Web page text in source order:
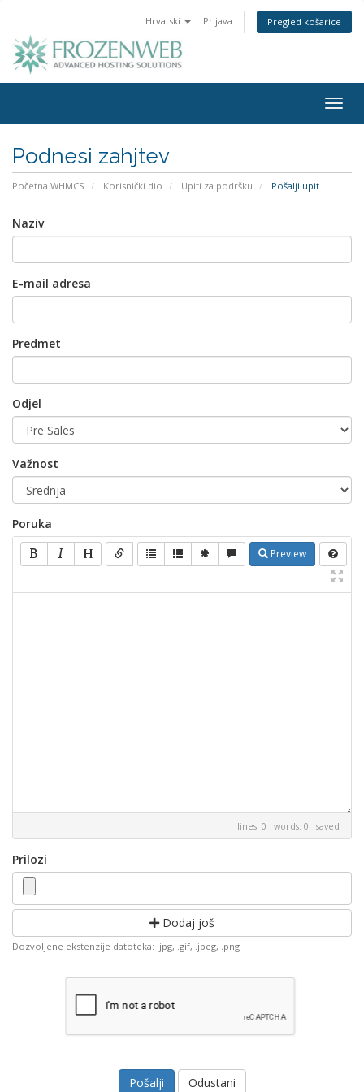
Hrvatski Prijava Pregled košarice
Podnesi zahjtev
Početna WHMCS Korisnički dio Upiti za podršku Pošalji upit
Naziv
E-mail adresa
Predmet
Odjel
Važnost
Poruka
Preview
lines: 0 words: 0 saved
Prilozi
Dodaj još
Dozvoljene ekstenzije datoteka: .jpg, .gif, .jpeg, .png
Odustani